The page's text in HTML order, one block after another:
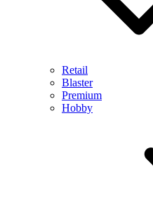
Retail
Blaster
Premium
Hobby